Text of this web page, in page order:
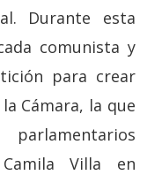
Durante esta
comunista y
para crear
Cámara, la que
Villa en